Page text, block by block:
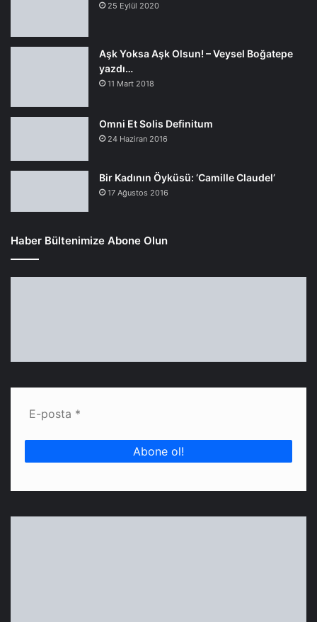
25 Eylül 2020
Aşk Yoksa Aşk Olsun! – Veysel Boğatepe
yazdı…
11 Mart 2018
Omni Et Solis Definitum
24 Haziran 2016
Bir Kadının Öyküsü: ‘Camille Claudel’
17 Ağustos 2016
Haber Bültenimize Abone Olun